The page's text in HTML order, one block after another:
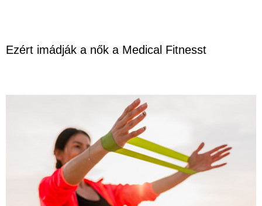
Ezért imádják a nők a Medical Fitnesst